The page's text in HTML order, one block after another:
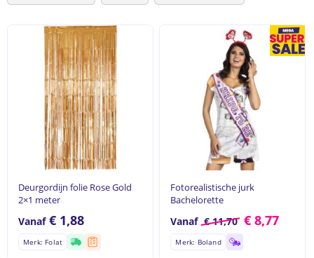
Deurgordijn folie Rose Gold
2×1 meter
Vanaf€ 1,88
Merk: Folat
Fotorealistische jurk
Bachelorette
Vanaf €11,70 €8,77
Merk: Boland